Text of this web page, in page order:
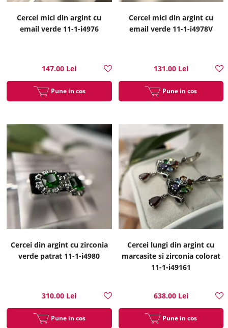
Cercei mici din argint cu
email verde 11-1-i4976
147.00 Lei
Pune in cos
Cercei mici din argint cu
email verde 11-1-i4978V
131.00 Lei
Pune in cos
Cercei din argint cu zirconia
verde patrat 11-1-i4980
310.00 Lei
Pune in cos
Cercei lungi din argint cu
marcasite si zirconia colorat
11-1-i49161
638.00 Lei
Pune in cos